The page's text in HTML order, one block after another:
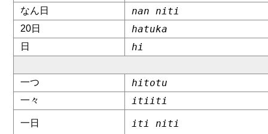
なん日 nan niti
20日 hatuka
日 hi
一つ hitotu
一々 itiiti
一日 iti niti